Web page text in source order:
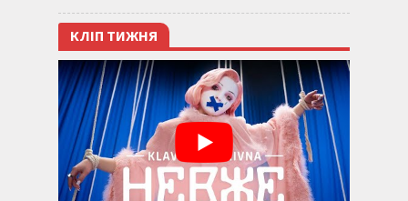
КЛІП ТИЖНЯ